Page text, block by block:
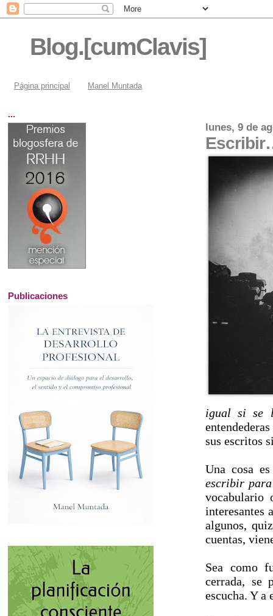
Blog.[cumClavis]
Página principal Manel Muntada
lunes, 9 de
igual si se
sus escritos
Una cosa
escribir
vocabulario
interesantes
algunos,
cuentas,
Sea como
cerrada, se
escucha. Y
...
Publicaciones